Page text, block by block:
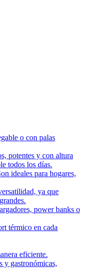
o con palas
potentes y con altura
todos los días.
ideales para hogares,
ya que
power banks o
térmico en cada
eficiente.
y gastronómicas,